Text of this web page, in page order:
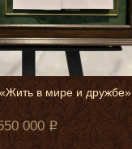
в мире и дружбе»
000